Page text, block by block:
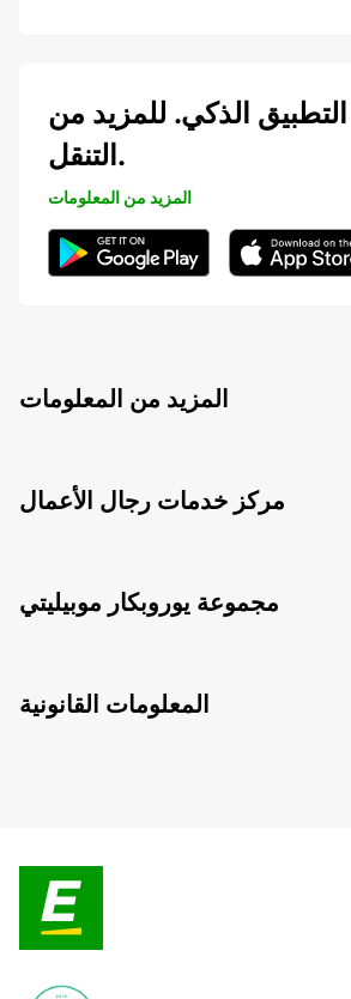
الذكي. للمزيد من
التنقل.
المزيد من المعلومات
المزيد من المعلومات
مركز خدمات رجال الأعمال
مجموعة يوروبكار موبيليتي
المعلومات القانونية